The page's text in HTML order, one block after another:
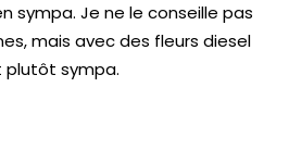
sympa. Je ne le conseille pas
mais avec des fleurs diesel
plutôt sympa.